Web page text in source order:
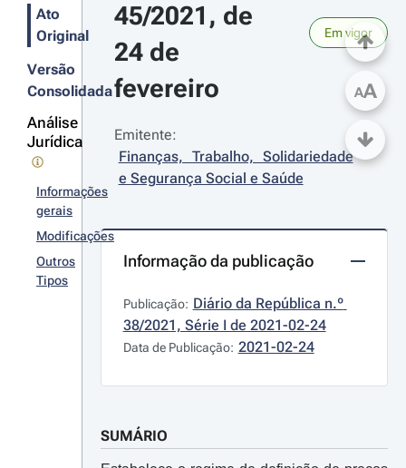
Ato
Original
Versão
Consolidada
Análise
Jurídica
Informações
gerais
Modificações
Outros
Tipos
45/2021, de
24 de
fevereiro
Em vigor
Emitente:
Finanças, Trabalho, Solidariedade
e Segurança Social e Saúde
Informação da publicação
Publicação: Diário da República n.º
38/2021, Série I de 2021-02-24
Data de Publicação: 2021-02-24
SUMÁRIO
AA